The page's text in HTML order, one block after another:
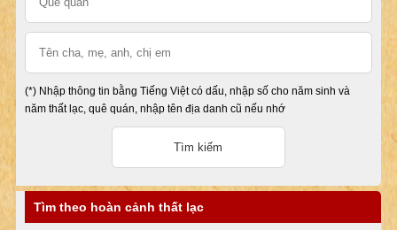
(*) Nhập thông tin bằng Tiếng Việt có dấu, nhập số cho năm sinh và
năm thất lạc, quê quán, nhập tên địa danh cũ nếu nhớ
Tìm theo hoàn cảnh thất lạc